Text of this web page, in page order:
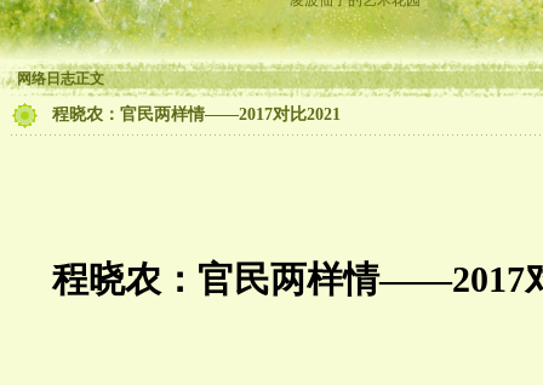
网络日志正文
程晓农：官民两样情——2017对比2021
程晓农：官民两样情——2017